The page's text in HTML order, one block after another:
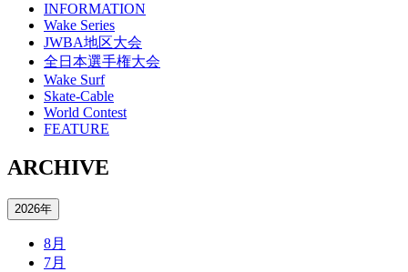
INFORMATION
Wake Series
JWBA地区大会
全日本選手権大会
Wake Surf
Skate-Cable
World Contest
FEATURE
ARCHIVE
2026年
8月
7月